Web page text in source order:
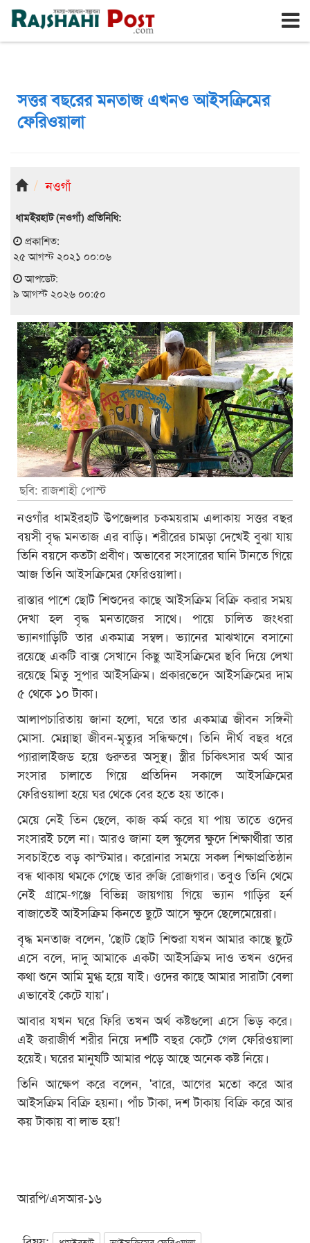
রাজশাহী রবিবার, ৯ই আগস্ট ২০২৬, ২৫শে শ্রাবণ ১৪৩৩
সত্তর বছরের মনতাজ এখনও আইসক্রিমের
ফেরিওয়ালা
নওগাঁ
ধামইরহাট (নওগাঁ) প্রতিনিধি:
প্রকাশিত:
২৫ আগস্ট ২০২১ ০০:০৬
আপডেট:
৯ আগস্ট ২০২৬ ০০:৫০
ছবি: রাজশাহী পোস্ট
নওগাঁর ধামইরহাট উপজেলার চকময়রাম এলাকায় সত্তর বছর
বয়সী বৃদ্ধ মনতাজ এর বাড়ি। শরীরের চামড়া দেখেই বুঝা যায়
তিনি বয়সে কতটা প্রবীণ। অভাবের সংসারের ঘানি টানতে গিয়ে
আজ তিনি আইসক্রিমের ফেরিওয়ালা।
রাস্তার পাশে ছোট শিশুদের কাছে আইসক্রিম বিক্রি করার সময়
দেখা হল বৃদ্ধ মনতাজের সাথে। পায়ে চালিত জংধরা
ভ্যানগাড়িটি তার একমাত্র সম্বল। ভ্যানের মাঝখানে বসানো
রয়েছে একটি বাক্স সেখানে কিছু আইসক্রিমের ছবি দিয়ে লেখা
রয়েছে মিতু সুপার আইসক্রিম। প্রকারভেদে আইসক্রিমের দাম
৫ থেকে ১০ টাকা।
আলাপচারিতায় জানা হলো, ঘরে তার একমাত্র জীবন সঙ্গিনী
মোসা. মেন্নাছা জীবন-মৃত্যুর সন্ধিক্ষণে। তিনি দীর্ঘ বছর ধরে
প্যারালাইজড হয়ে গুরুতর অসুস্থ। স্ত্রীর চিকিৎসার অর্থ আর
সংসার চালাতে গিয়ে প্রতিদিন সকালে আইসক্রিমের
ফেরিওয়ালা হয়ে ঘর থেকে বের হতে হয় তাকে।
মেয়ে নেই তিন ছেলে, কাজ কর্ম করে যা পায় তাতে ওদের
সংসারই চলে না। আরও জানা হল স্কুলের ক্ষুদে শিক্ষার্থীরা তার
সবচাইতে বড় কাস্টমার। করোনার সময়ে সকল শিক্ষাপ্রতিষ্ঠান
বন্ধ থাকায় থমকে গেছে তার রুজি রোজগার। তবুও তিনি থেমে
নেই গ্রামে-গঞ্জে বিভিন্ন জায়গায় গিয়ে ভ্যান গাড়ির হর্ন
বাজাতেই আইসক্রিম কিনতে ছুটে আসে ক্ষুদে ছেলেমেয়েরা।
বৃদ্ধ মনতাজ বলেন, 'ছোট ছোট শিশুরা যখন আমার কাছে ছুটে
এসে বলে, দাদু আমাকে একটা আইসক্রিম দাও তখন ওদের
কথা শুনে আমি মুগ্ধ হয়ে যাই। ওদের কাছে আমার সারাটা বেলা
এভাবেই কেটে যায়'।
আবার যখন ঘরে ফিরি তখন অর্থ কষ্টগুলো এসে ভিড় করে।
এই জরাজীর্ণ শরীর নিয়ে দশটি বছর কেটে গেল ফেরিওয়ালা
হয়েই। ঘরের মানুষটি আমার পড়ে আছে অনেক কষ্ট নিয়ে।
তিনি আক্ষেপ করে বলেন, 'বারে, আগের মতো করে আর
আইসক্রিম বিক্রি হয়না। পাঁচ টাকা, দশ টাকায় বিক্রি করে আর
কয় টাকায় বা লাভ হয়'!
আরপি/এসআর-১৬